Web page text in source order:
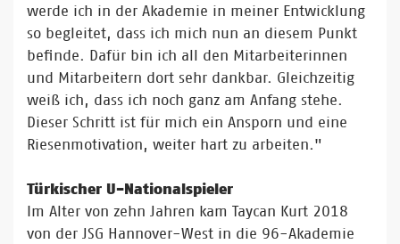
werde ich in der Akademie in meiner Entwicklung
so begleitet, dass ich mich nun an diesem Punkt
befinde. Dafür bin ich all den Mitarbeiterinnen
und Mitarbeitern dort sehr dankbar. Gleichzeitig
weiß ich, dass ich noch ganz am Anfang stehe.
Dieser Schritt ist für mich ein Ansporn und eine
Riesenmotivation, weiter hart zu arbeiten."
Türkischer U-Nationalspieler
Im Alter von zehn Jahren kam Taycan Kurt 2018
von der JSG Hannover-West in die 96-Akademie